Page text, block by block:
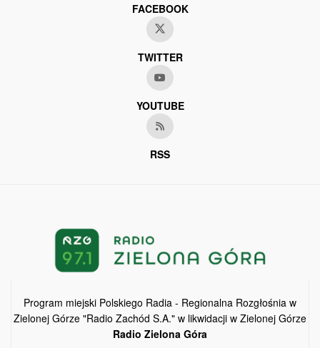
FACEBOOK
TWITTER
YOUTUBE
RSS
Program miejski Polskiego Radia - Regionalna Rozgłośnia w
Zielonej Górze "Radio Zachód S.A." w likwidacji w Zielonej Górze
Radio Zielona Góra